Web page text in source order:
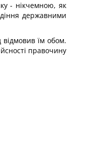
- нікчемною, як
державними
відмовив їм обом.
правочину